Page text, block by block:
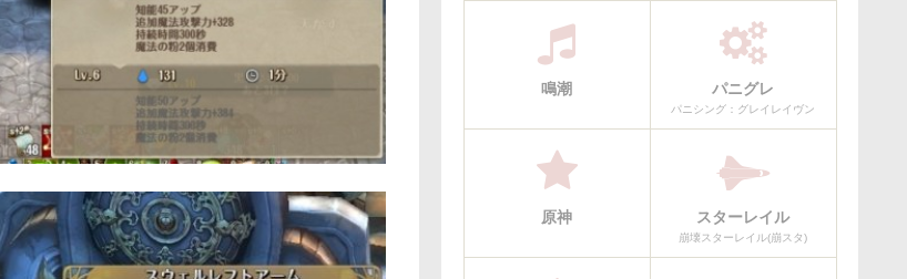
鳴潮 パニグレ
パニシング：グレイレイヴン
原神 スターレイル
崩壊スターレイル(崩スタ)